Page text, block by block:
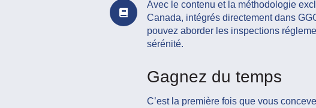
Avec le contenu et la méthodologie
Canada, intégrés directement dans
pouvez aborder les inspections
sérénité.
Gagnez du temps
C’est la première fois que vous